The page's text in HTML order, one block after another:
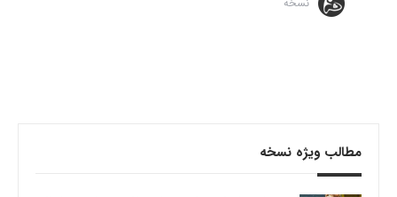
نسخه
مطالب ویژه نسخه